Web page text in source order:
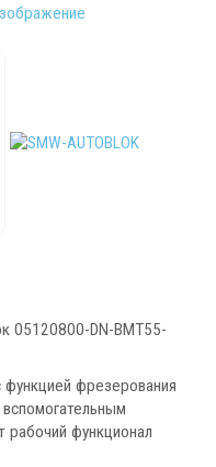
05120800-DN-ВМТ55-
функцией фрезерования
рабочий функционал